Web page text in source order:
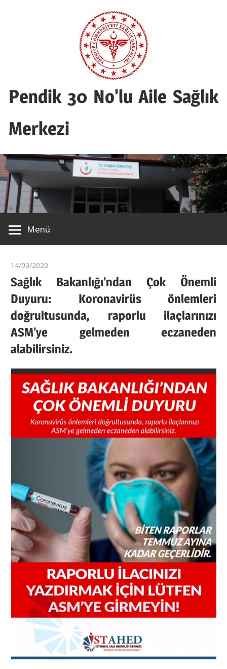
Pendik 30 No'lu Aile Sağlık
Merkezi
Çakmak,
Sera
Sk.
No:4,
34899
Pendik/
Nisan,
Sivas
Menü
14/03/2020
Sağlık Bakanlığı’ndan Çok Önemli
Duyuru: Koronavirüs önlemleri
doğrultusunda, raporlu ilaçlarınızı
ASM’ye gelmeden eczaneden
alabilirsiniz.